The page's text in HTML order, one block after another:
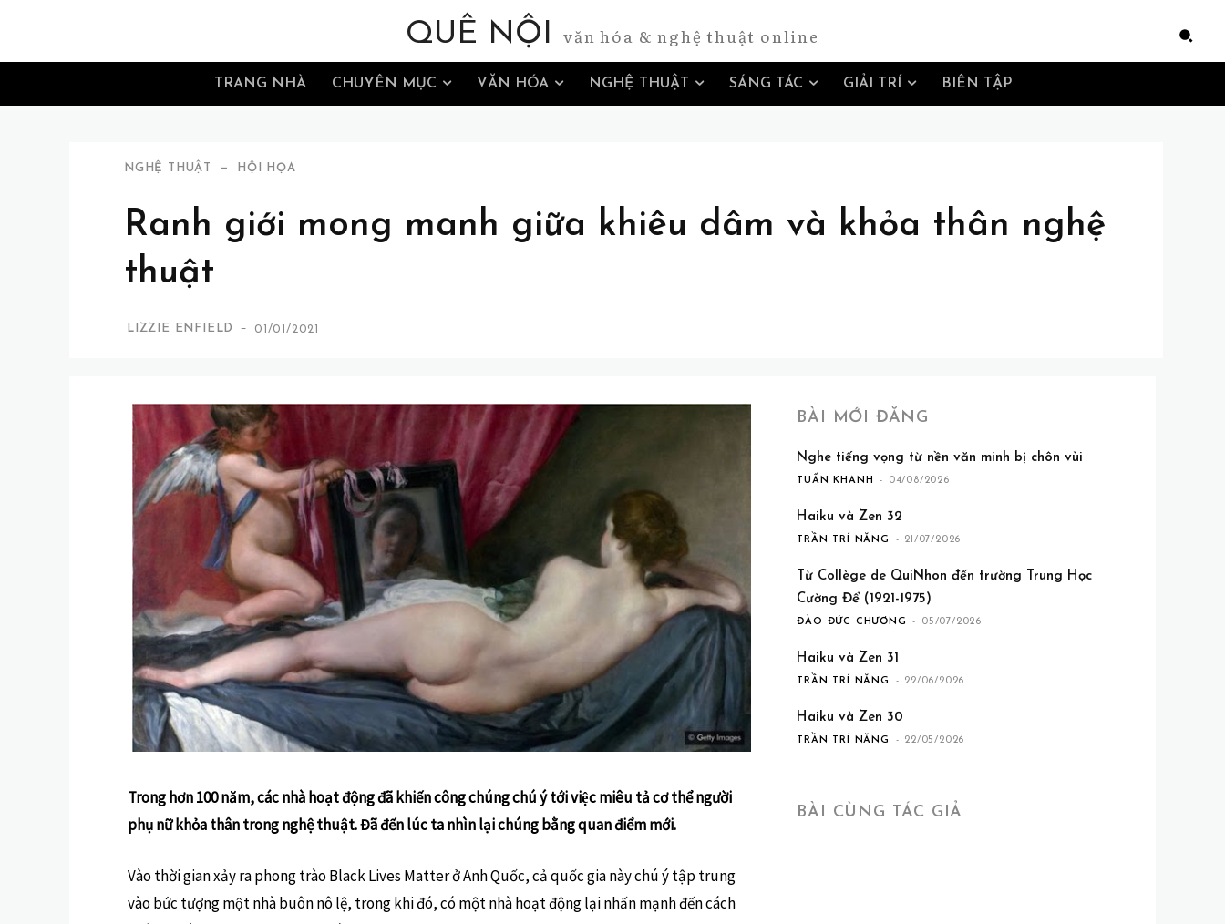
QUÊ NỘI văn hóa & nghệ thuật online
TRANG NHÀ CHUYÊN MỤC VĂN HÓA NGHỆ THUẬT SÁNG TÁC GIẢI TRÍ BIÊN TẬP
NGHỆ THUẬT HỘI HỌA
Ranh giới mong manh giữa khiêu dâm và khỏa thân nghệ
thuật
LIZZIE ENFIELD - 01/01/2021
Trong hơn 100 năm, các nhà hoạt động đã khiến công chúng chú ý tới việc miêu tả cơ thể người
phụ nữ khỏa thân trong nghệ thuật. Đã đến lúc ta nhìn lại chúng bằng quan điểm mới.
Vào thời gian xảy ra phong trào Black Lives Matter ở Anh Quốc, cả quốc gia này chú ý tập trung
vào bức tượng một nhà buôn nô lệ, trong khi đó, có một nhà hoạt động lại nhấn mạnh đến cách
BÀI MỚI ĐĂNG
Nghe tiếng vọng từ nền văn minh bị chôn vùi
TUẤN KHANH - 04/08/2026
Haiku và Zen 32
TRẦN TRÍ NĂNG - 21/07/2026
Từ Collège de QuiNhon đến trường Trung Học
Cường Để (1921-1975)
ĐÀO ĐỨC CHƯƠNG - 05/07/2026
Haiku và Zen 31
TRẦN TRÍ NĂNG - 22/06/2026
Haiku và Zen 30
TRẦN TRÍ NĂNG - 22/05/2026
BÀI CÙNG TÁC GIẢ